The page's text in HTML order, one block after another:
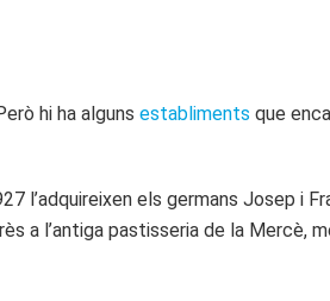
hi ha alguns establiments que
l’adquireixen els germans Josep i
a l’antiga pastisseria de la Mercè,